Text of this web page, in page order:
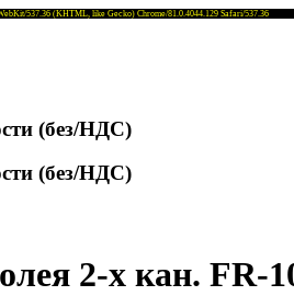
537.36 (KHTML, like Gecko) Chrome/81.0.4044.129 Safari/537.36
(без/НДС)
(без/НДС)
2-х кан. FR-